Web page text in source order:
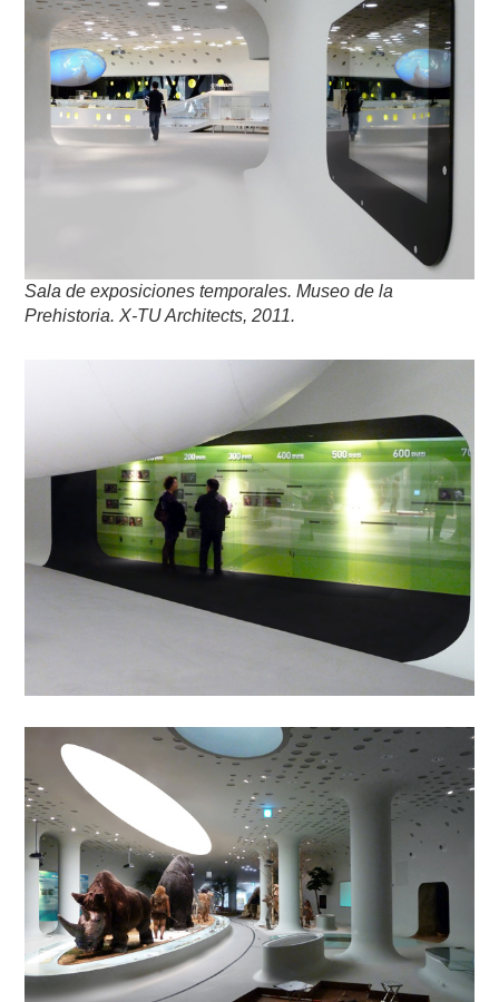
Sala de exposiciones temporales. Museo de la
Prehistoria. X-TU Architects, 2011.